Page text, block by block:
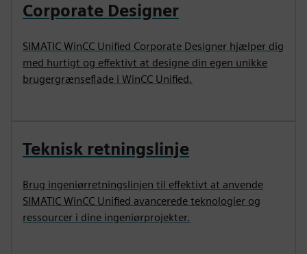
Corporate Designer
SIMATIC WinCC Unified Corporate Designer hjælper dig
med hurtigt og effektivt at designe din egen unikke
brugergrænseflade i WinCC Unified.
Teknisk retningslinje
Brug ingeniørretningslinjen til effektivt at anvende
SIMATIC WinCC Unified avancerede teknologier og
ressourcer i dine ingeniørprojekter.